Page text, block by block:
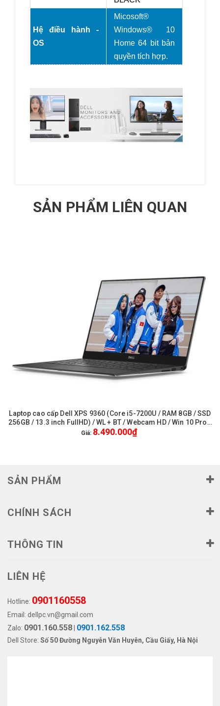
Hệ điều hành -
OS
Micosoft®
Windows® 10
Home 64 bit bản
quyền tích hợp.
SẢN PHẨM LIÊN QUAN
Laptop cao cấp Dell XPS 9360 (Core i5-7200U / RAM 8GB / SSD
256GB / 13.3 inch FullHD) / WL + BT / Webcam HD / Win 10 Pro -
Like New
Giá: 8.490.000₫
SẢN PHẨM
CHÍNH SÁCH
THÔNG TIN
LIÊN HỆ
Hotline: 0901160558
Email: dellpc.vn@gmail.com
Zalo: 0901.160.558 0901.162.558
Dell Store: Số 50 Đường Nguyễn Văn Huyên, Cầu Giấy, Hà Nội